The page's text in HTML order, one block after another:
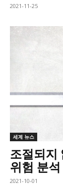
2021-11-25
세계 뉴스
조절되지
위험 분석
2021-10-01